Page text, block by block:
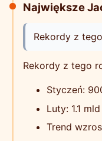
Największe
Rekordy z
Rekordy z tego
Styczeń:
Luty: 1.1 mld
Trend